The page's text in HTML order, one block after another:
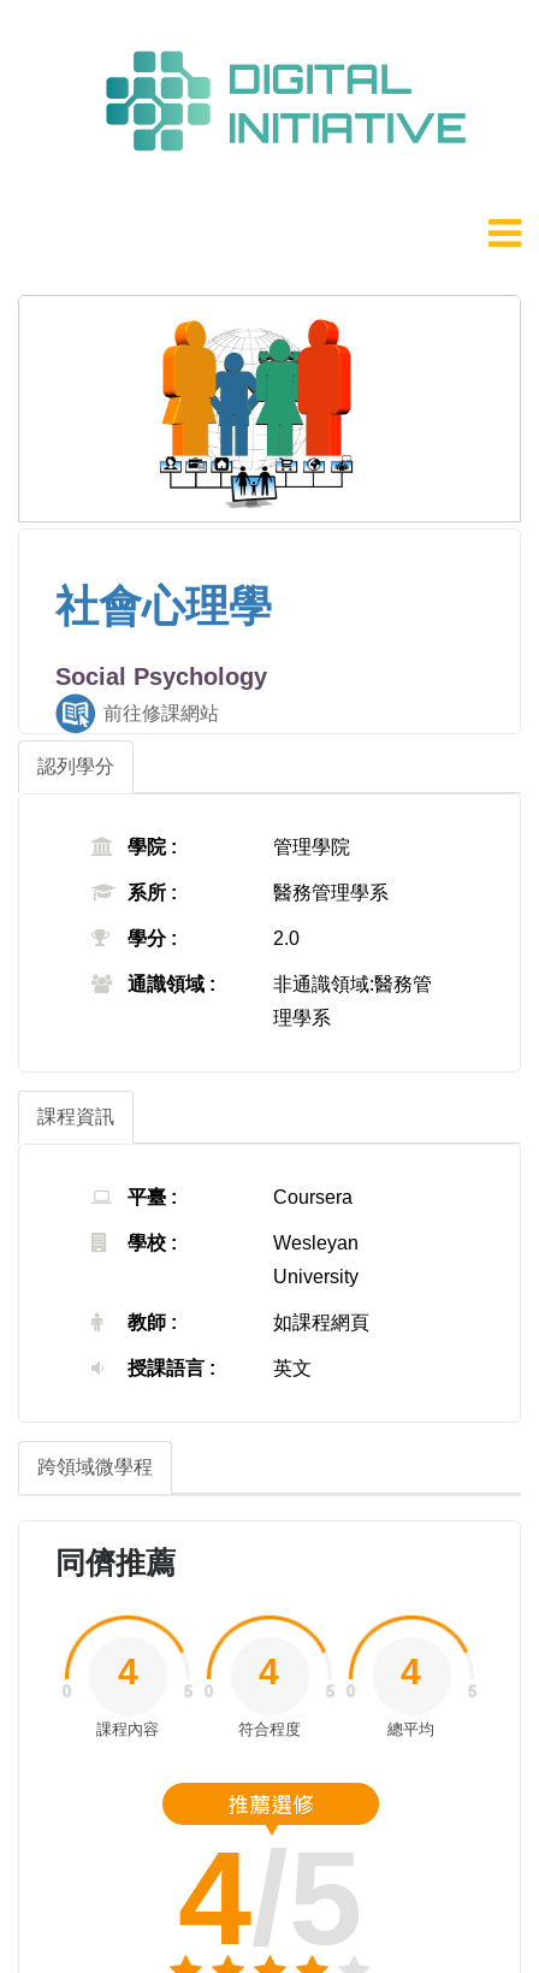
社會心理學
Social Psychology
前往修課網站
認列學分
學院 : 管理學院
系所 : 醫務管理學系
學分 : 2.0
通識領域 :
非通識領域:醫務管
理學系
課程資訊
平臺 : Coursera
學校 :
Wesleyan
University
教師 : 如課程網頁
授課語言 : 英文
跨領域微學程
同儕推薦
4
課程內容
4
符合程度
4
總平均
4/5